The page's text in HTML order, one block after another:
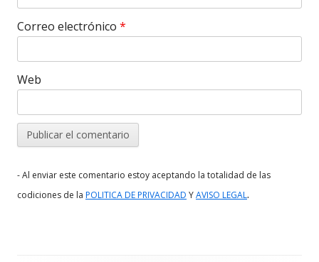
Correo electrónico *
Web
- Al enviar este comentario estoy aceptando la totalidad de las
codiciones de la POLITICA DE PRIVACIDAD YAVISO LEGAL.